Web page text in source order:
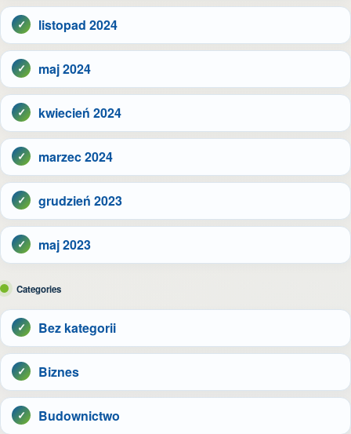
listopad 2024
maj 2024
kwiecień 2024
marzec 2024
grudzień 2023
maj 2023
Categories
Bez kategorii
Biznes
Budownictwo